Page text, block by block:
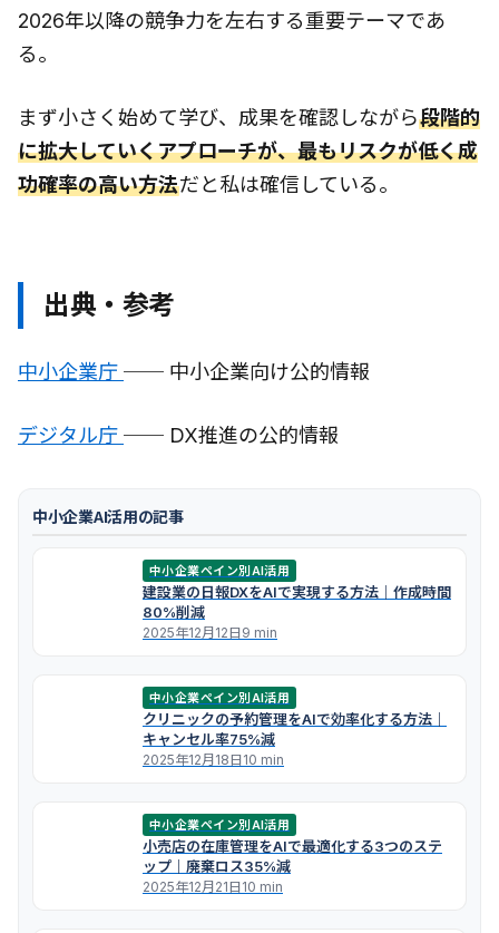
2026年以降の競争力を左右する重要テーマであ
る。
まず小さく始めて学び、成果を確認しながら段階的
に拡大していくアプローチが、最もリスクが低く成
功確率の高い方法だと私は確信している。
出典・参考
中小企業庁 ── 中小企業向け公的情報
デジタル庁 ── DX推進の公的情報
中小企業AI活用の記事
中小企業ペイン別AI活用
建設業の日報DXをAIで実現する方法｜作成時間
80%削減
2025年12月12日9 min
中小企業ペイン別AI活用
クリニックの予約管理をAIで効率化する方法｜
キャンセル率75%減
2025年12月18日10 min
中小企業ペイン別AI活用
小売店の在庫管理をAIで最適化する3つのステ
ップ｜廃棄ロス35%減
2025年12月21日10 min